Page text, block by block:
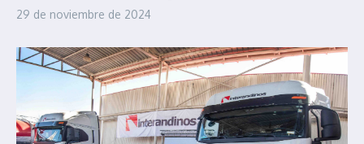
29 de noviembre de 2024